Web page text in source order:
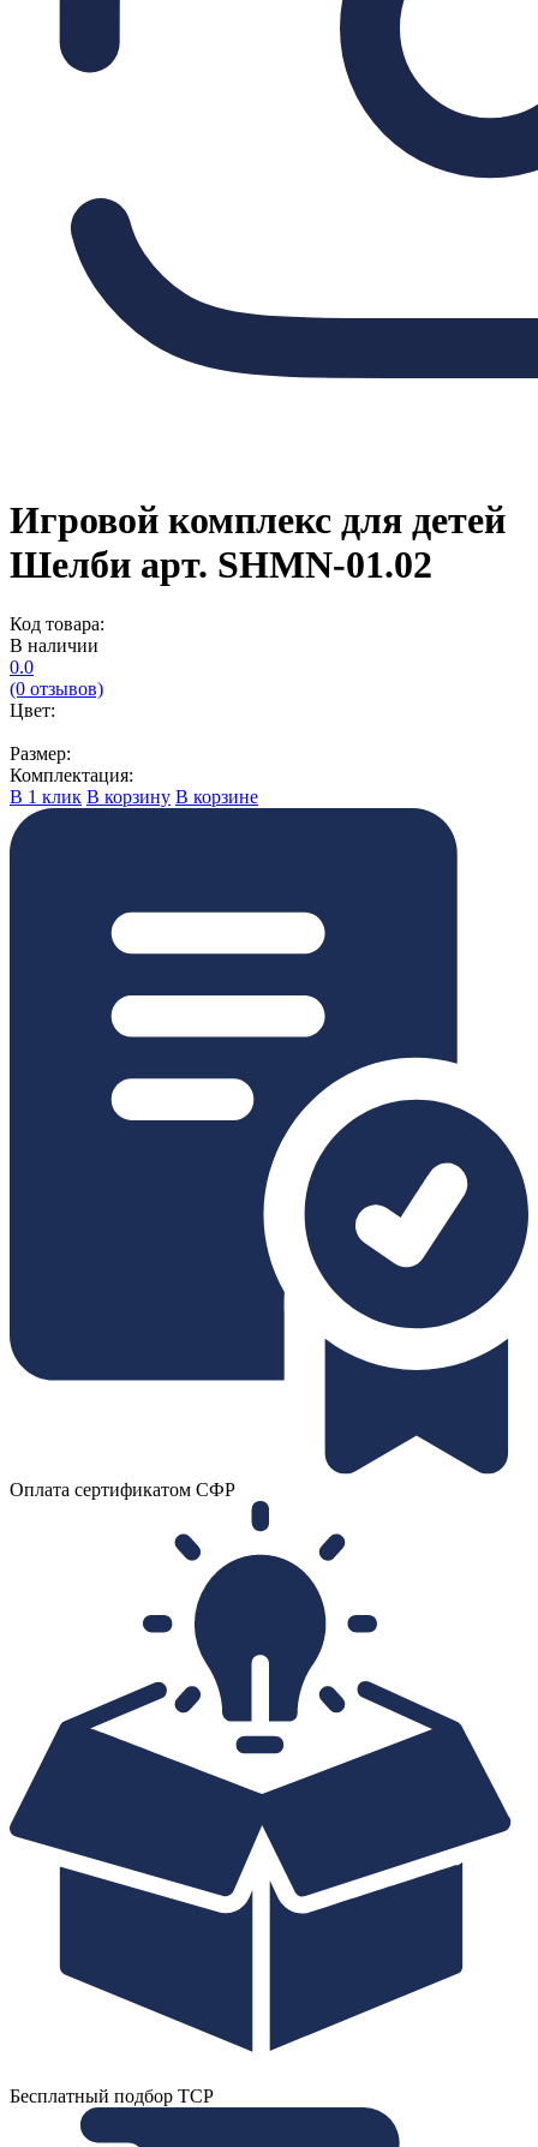
Игровой комплекс для детей
Шелби арт. SHMN-01.02
Код товара:
В наличии
0.0
(0 отзывов)
Цвет:
Размер:
Комплектация:
В 1 клик В корзину В корзине
Оплата сертификатом СФР
Бесплатный подбор ТСР